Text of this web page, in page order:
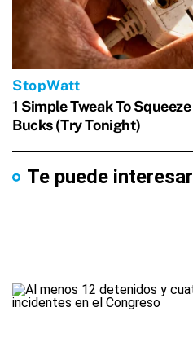
Te puede interesar